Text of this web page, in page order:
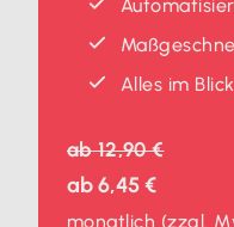
Alles im
ab12,90 €
ab6,45 €
monatlich (zzgl.